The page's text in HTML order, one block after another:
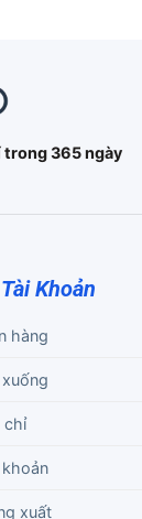
trong 365 ngày
Tài Khoản
hàng
xuống
chỉ
khoản
xuất